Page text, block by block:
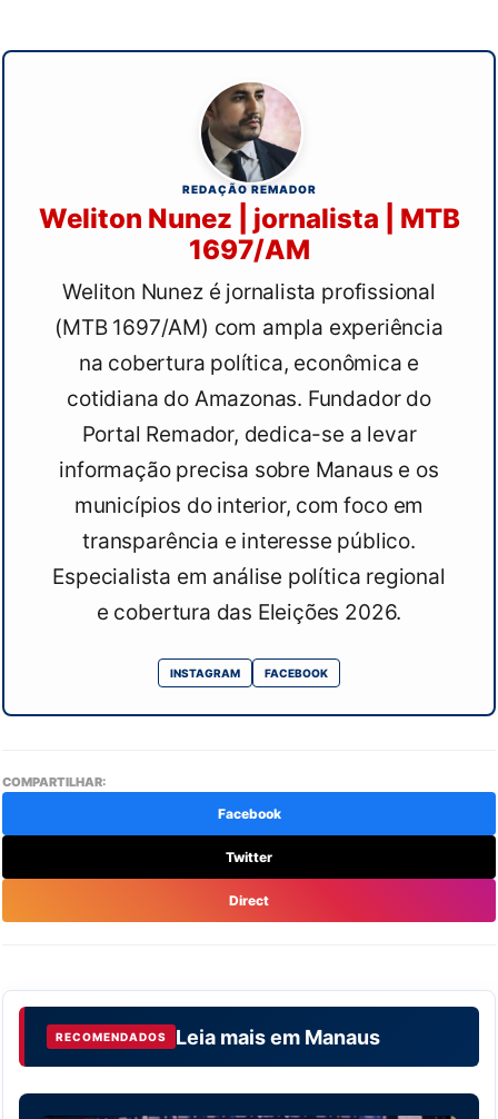
REDAÇÃO REMADOR
Weliton Nunez | jornalista | MTB
1697/AM
Weliton Nunez é jornalista profissional
(MTB 1697/AM) com ampla experiência
na cobertura política, econômica e
cotidiana do Amazonas. Fundador do
Portal Remador, dedica-se a levar
informação precisa sobre Manaus e os
municípios do interior, com foco em
transparência e interesse público.
Especialista em análise política regional
e cobertura das Eleições 2026.
INSTAGRAM FACEBOOK
COMPARTILHAR:
Facebook
Twitter
Direct
RECOMENDADOS Leia mais em Manaus